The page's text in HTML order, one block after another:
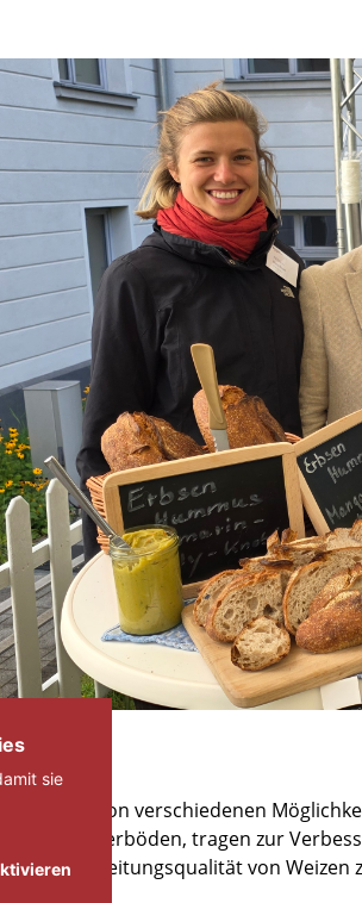
ist eine von verschiedenen
in Ackerböden, tragen zur
die Verarbeitungsqualität von Weizen
sie